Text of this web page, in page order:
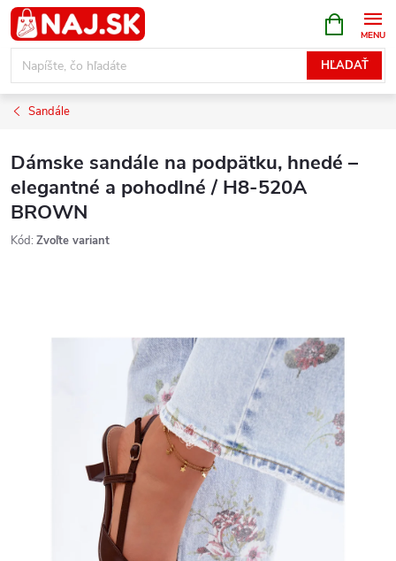
Prejsť
na
obsah
HĽADAŤ
KOŠÍK
Sandále
Dámske sandále na podpätku, hnedé –
elegantné a pohodlné / H8-520A
BROWN
Kód: Zvoľte variant